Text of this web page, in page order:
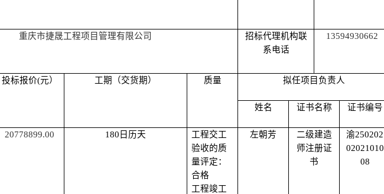
重庆市捷晟工程项目管理有限公司
招标代理机构联
系电话
13594930662
投标报价(元） 工期（交货期） 质量 拟任项目负责人
姓名 证书名称 证书编号
20778899.00 180日历天
工程交工
验收的质
量评定：
合格
工程竣工
左朝芳
二级建造
师注册证
书
渝250202
02021010
08